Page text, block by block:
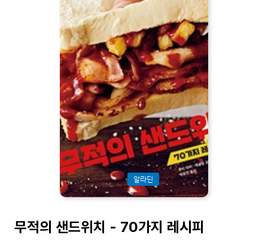
알라딘
무적의 샌드위치 - 70가지 레시피